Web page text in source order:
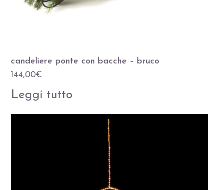
candeliere ponte con bacche – bruco
144,00€
Leggi tutto